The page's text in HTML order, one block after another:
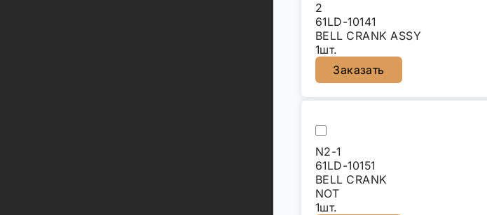
2
61LD-10141
BELL CRANK ASSY
1шт.
Заказать
N2-1
61LD-10151
BELL CRANK
NOT
1шт.